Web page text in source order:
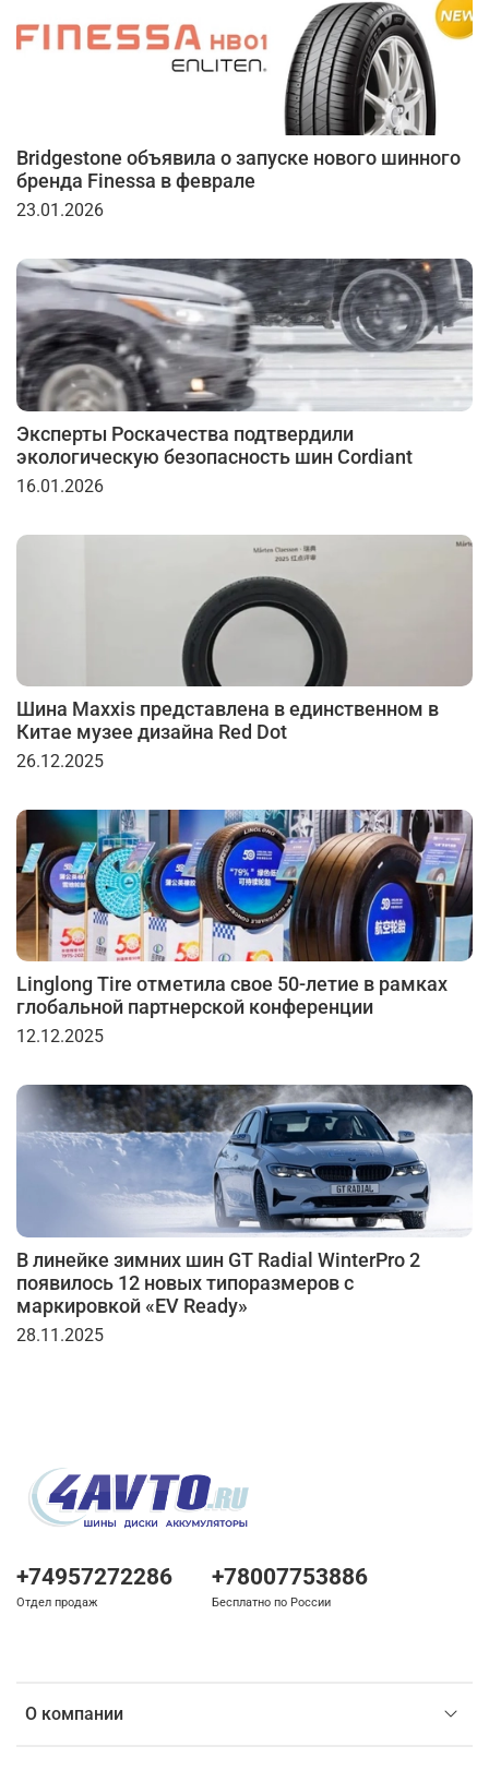
Bridgestone объявила о запуске нового шинного
бренда Finessa в феврале
23.01.2026
Эксперты Роскачества подтвердили
экологическую безопасность шин Cordiant
16.01.2026
Шина Maxxis представлена в единственном в
Китае музее дизайна Red Dot
26.12.2025
Linglong Tire отметила свое 50-летие в рамках
глобальной партнерской конференции
12.12.2025
В линейке зимних шин GT Radial WinterPro 2
появилось 12 новых типоразмеров с
маркировкой «EV Ready»
28.11.2025
О компании
+74957272286
Отдел продаж
+78007753886
Бесплатно по России